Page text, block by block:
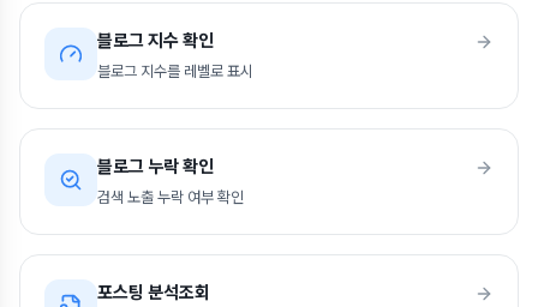
블로그 지수 확인
블로그 지수를 레벨로 표시
블로그 누락 확인
검색 노출 누락 여부 확인
포스팅 분석조회